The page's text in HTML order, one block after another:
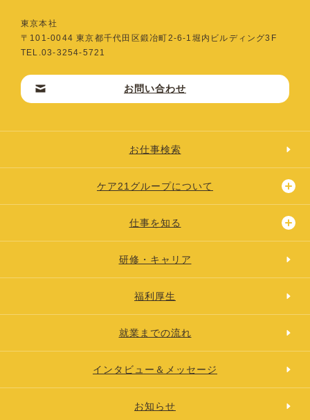
東京本社
〒101-0044 東京都千代⽥区鍛冶町2-6-1堀内ビルディング3F
TEL.03-3254-5721
お問い合わせ
お仕事検索
ケア21グループについて
仕事を知る
研修・キャリア
福利厚生
就業までの流れ
インタビュー＆メッセージ
お知らせ